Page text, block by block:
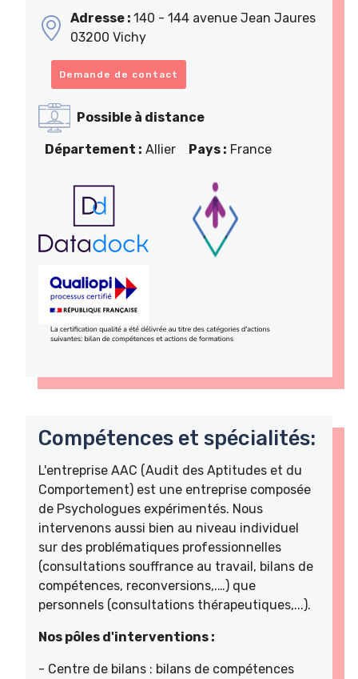
Adresse : 140 - 144 avenue Jean Jaures
03200 Vichy
Demande de contact
Possible à distance
Département : Allier Pays : France
Compétences et spécialités:
L'entreprise AAC (Audit des Aptitudes et du
Comportement) est une entreprise composée
de Psychologues expérimentés. Nous
intervenons aussi bien au niveau individuel
sur des problématiques professionnelles
(consultations souffrance au travail, bilans de
compétences, reconversions,.…) que
personnels (consultations thérapeutiques,...).
Nos pôles d'interventions :
- Centre de bilans : bilans de compétences